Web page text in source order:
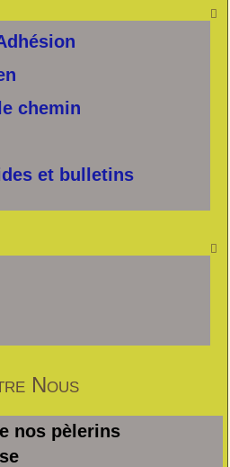

chemin
et bulletins

Nous
nos pèlerins